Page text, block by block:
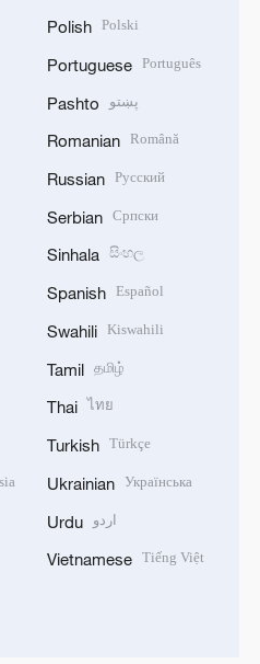
Polish Polski
Portuguese Português
Pashto پښتو
Romanian Română
Russian Русский
Serbian Српски
Sinhala සිංහල
Spanish Español
Swahili Kiswahili
Tamil தமிழ்
Thai ไทย
Turkish Türkçe
Ukrainian Українська
Urdu اردو
Vietnamese Tiếng Việt